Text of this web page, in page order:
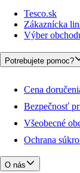
Tesco.sk
Zákaznícka
Výber
Potrebujete pomoc?
Cena
Bezpečnosť
Všeobecné
Ochrana
O nás